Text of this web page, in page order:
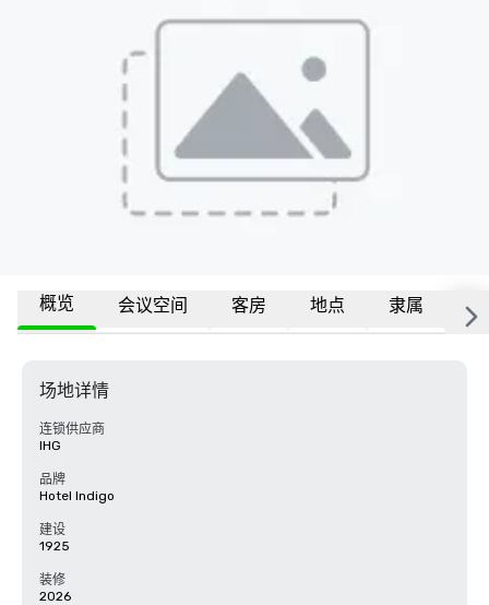
概览 会议空间 客房 地点 隶属 更
场地详情
连锁供应商
IHG
品牌
Hotel Indigo
建设
1925
装修
2026